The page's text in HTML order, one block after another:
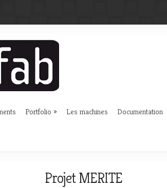
Portfolio Les machines Documentation
Projet MERITE